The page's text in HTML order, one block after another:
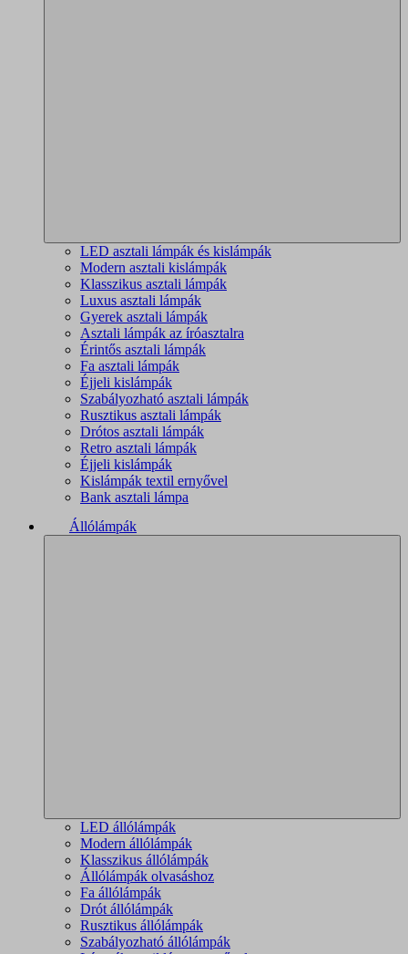
LED asztali lámpák és kislámpák
Modern asztali kislámpák
Klasszikus asztali lámpák
Luxus asztali lámpák
Gyerek asztali lámpák
Asztali lámpák az íróasztalra
Érintős asztali lámpák
Fa asztali lámpák
Éjjeli kislámpák
Szabályozható asztali lámpák
Rusztikus asztali lámpák
Drótos asztali lámpák
Retro asztali lámpák
Éjjeli kislámpák
Kislámpák textil ernyővel
Bank asztali lámpa
Állólámpák
LED állólámpák
Modern állólámpák
Klasszikus állólámpák
Állólámpák olvasáshoz
Fa állólámpák
Drót állólámpák
Rusztikus állólámpák
Szabályozható állólámpák